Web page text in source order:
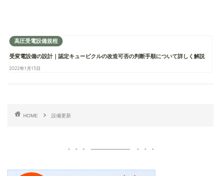
高圧受電設備規程
受変電設備の設計｜認定キュービクルの改造可否の判断手順について詳しく解説
2022年1月13日
HOME 設備更新